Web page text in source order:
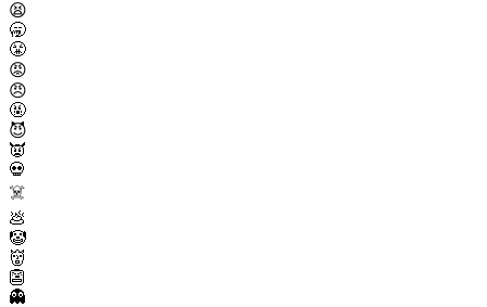
😫
🥱
😤
😡
😠
🤬
😈
👿
💀
☠️
💩
🤡
👹
👺
👻